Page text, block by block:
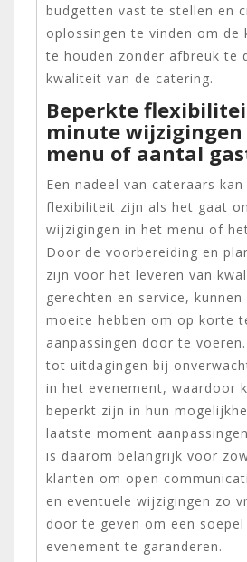
budgetten vast te stellen en
oplossingen te vinden om de
te houden zonder afbreuk te
kwaliteit van de catering.
Beperkte
minute
menu of aantal
Een nadeel van cateraars
flexibiliteit zijn als het gaat
wijzigingen in het menu of
Door de voorbereiding en
zijn voor het leveren van
gerechten en service,
moeite hebben om op korte
aanpassingen door te
tot uitdagingen bij
in het evenement, waardoor
beperkt zijn in hun
laatste moment
is daarom belangrijk voor
klanten om open
en eventuele wijzigingen zo
door te geven om een
evenement te garanderen.